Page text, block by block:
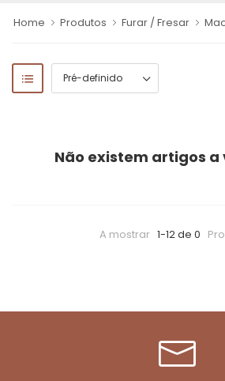
Home Produtos Furar / Fresar
Não existem artigos a
A mostrar 1-12 de 0